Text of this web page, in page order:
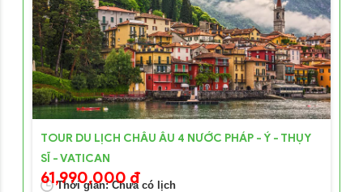
TOUR DU LỊCH CHÂU ÂU 4 NƯỚC PHÁP - Ý - THỤY
SĨ - VATICAN
Thời gian: Chưa có lịch
61,990,000 đ